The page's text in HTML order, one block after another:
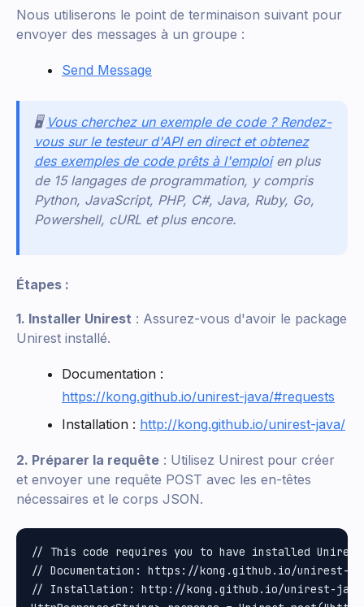
Nous utiliserons le point de terminaison suivant pour
envoyer des messages à un groupe :
Send Message
🖥️ Vous cherchez un exemple de code ? Rendez-
vous sur le testeur d'API en direct et obtenez
des exemples de code prêts à l'emploien plus
de 15 langages de programmation, y compris
Python, JavaScript, PHP, C#, Java, Ruby, Go,
Powershell, cURL et plus encore.
Étapes :
1. Installer Unirest : Assurez-vous d'avoir le package
Unirest installé.
Documentation :
https://kong.github.io/unirest-java/#requests
Installation : http://kong.github.io/unirest-java/
2. Préparer la requête : Utilisez Unirest pour créer
et envoyer une requête POST avec les en-têtes
nécessaires et le corps JSON.
// This code requires you to have installed Unirest
// Documentation: https://kong.github.io/unirest-
// Installation: http://kong.github.io/unirest-